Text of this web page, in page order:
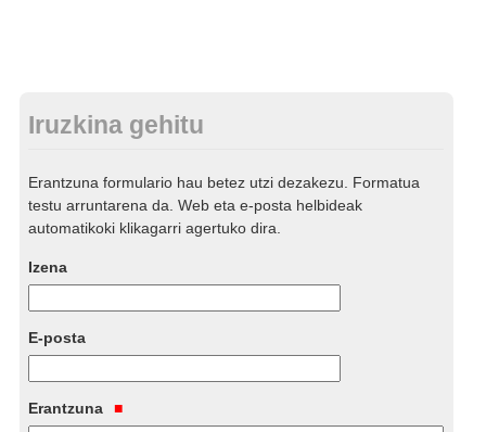
Iruzkina gehitu
Erantzuna formulario hau betez utzi dezakezu. Formatua
testu arruntarena da. Web eta e-posta helbideak
automatikoki klikagarri agertuko dira.
Izena
E-posta
Erantzuna